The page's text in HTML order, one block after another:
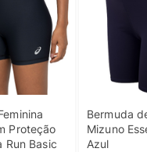
Proteção
Run Basic
Bermuda
Mizuno
Azul